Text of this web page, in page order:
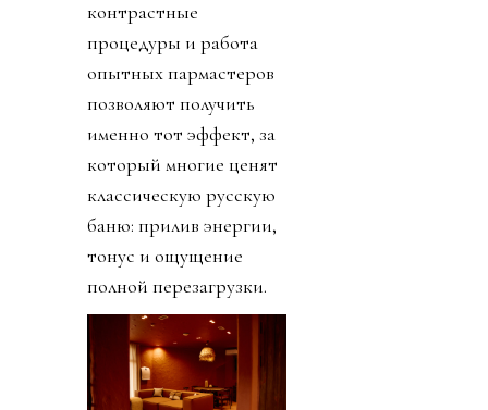
контрастные
процедуры и работа
опытных пармастеров
позволяют получить
именно тот эффект, за
который многие ценят
классическую русскую
баню: прилив энергии,
тонус и ощущение
полной перезагрузки.